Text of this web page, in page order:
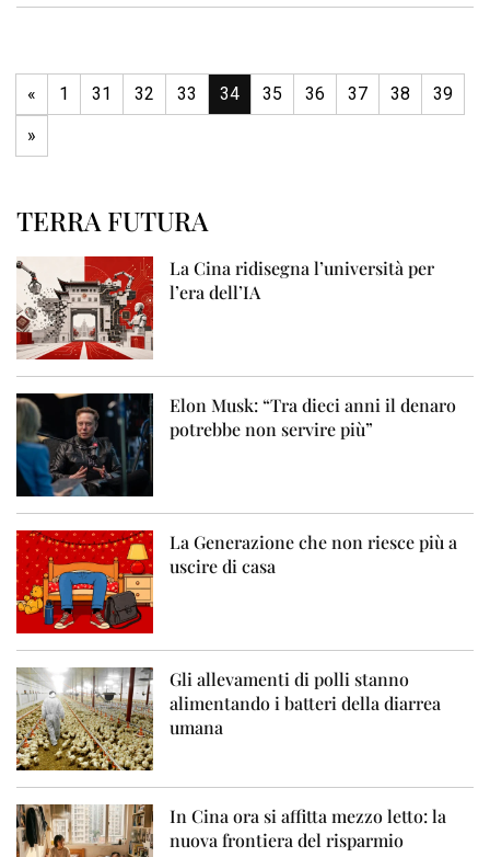
« 1 31 32 33 34 35 36 37 38
39
»
TERRA FUTURA
La Cina ridisegna l’università per
l’era dell’IA
Elon Musk: “Tra dieci anni il denaro
potrebbe non servire più”
La Generazione che non riesce più a
uscire di casa
Gli allevamenti di polli stanno
alimentando i batteri della diarrea
umana
In Cina ora si affitta mezzo letto: la
nuova frontiera del risparmio